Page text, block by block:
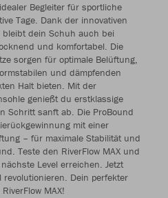
Begleiter für sportliche
Tage. Dank der innovativen
bleibt dein Schuh auch bei
und komfortabel. Die
sorgen für optimale Belüftung,
und dämpfenden
Halt bieten. Mit der
genießt du erstklassige
Schritt sanft ab. Die ProBound
mit einer
– für maximale Stabilität und
Teste den RiverFlow MAX und
Level erreichen. Jetzt
Dein perfekter
MAX!